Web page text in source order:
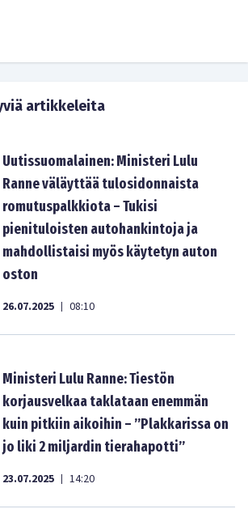
artikkeleita
Uutissuomalainen: Ministeri Lulu
Ranne väläyttää tulosidonnaista
romutuspalkkiota – Tukisi
pienituloisten autohankintoja ja
mahdollistaisi myös käytetyn auton
oston
26.07.2025 | 08:10
Ministeri Lulu Ranne: Tiestön
korjausvelkaa taklataan enemmän
kuin pitkiin aikoihin – ”Plakkarissa on
jo liki 2 miljardin tierahapotti”
23.07.2025 | 14:20